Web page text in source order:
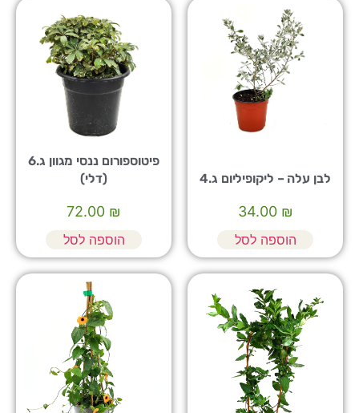
לבן עלה – ליקופיליום ג.4
₪
34.00
הוספה לסל
פיטוספורום ננסי מגוון ג.6
(דלי)
₪
הוספה לסל